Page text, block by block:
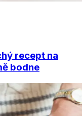
recept na
bodne